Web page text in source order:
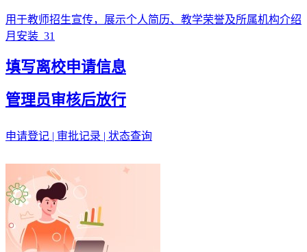
用于教师招生宣传，展示个人简历、教学荣誉及所属机构介绍
月安装 31
填写离校申请信息
管理员审核后放行
申请登记 | 审批记录 | 状态查询